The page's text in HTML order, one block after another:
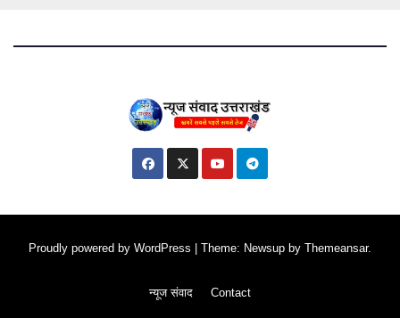
Proudly powered by WordPress Theme: Newsup by Themeansar.
न्यूज संवाद Contact